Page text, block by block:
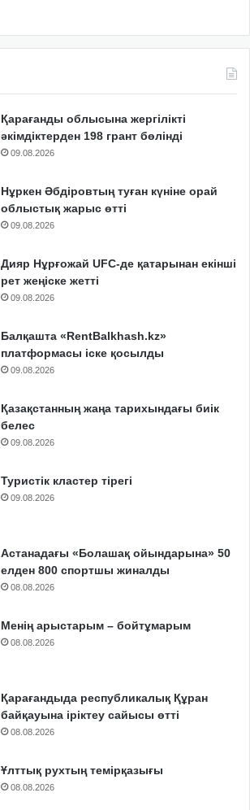
Қарағанды облысына жергілікті
әкімдіктерден 198 грант бөлінді
09.08.2026
Нұркен Әбдіровтың туған күніне орай
облыстық жарыс өтті
09.08.2026
Дияр Нұрғожай UFC-де қатарынан екінші
рет жеңіске жетті
09.08.2026
Балқашта «RentBalkhash.kz»
платформасы іске қосылды
09.08.2026
Қазақстанның жаңа тарихындағы биік
белес
09.08.2026
Туристік кластер тірегі
09.08.2026
Астанадағы «Болашақ ойындарына» 50
елден 800 спортшы жиналды
08.08.2026
Менің арыстарым – бойтұмарым
08.08.2026
Қарағандыда республикалық Құран
байқауына іріктеу сайысы өтті
08.08.2026
Ұлттық рухтың темірқазығы
08.08.2026